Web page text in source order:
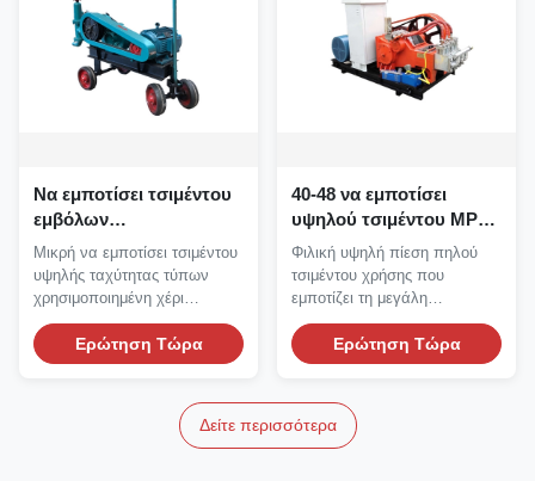
Να εμποτίσει τσιμέντου
εμβόλων
χρησιμοποιημένη χέρι
αντλία 7.5KW
Μικρή να εμποτίσει τσιμέντου
υψηλής ταχύτητας τύπων
χρησιμοποιημένη χέρι
σταθερή πίεση αντλιών...
Ερώτηση Τώρα
40-48 να εμποτίσει
υψηλού τσιμέντου MPA
αντλία
Φιλική υψηλή πίεση πηλού
τσιμέντου χρήσης που
εμποτίζει τη μεγάλη
παραγωγή αντλιών Υψηλή
πίεση...Ερώτηση Τώρα
Δείτε περισσότερα